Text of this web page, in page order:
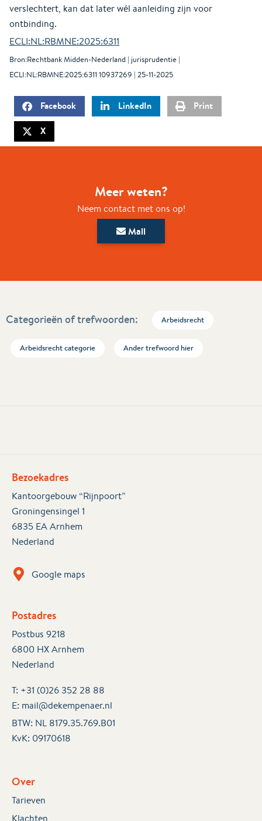
verslechtert, kan dat later wél aanleiding zijn voor
ontbinding.
ECLI:NL:RBMNE:2025:6311
Bron:Rechtbank Midden-Nederland | jurisprudentie |
ECLI:NL:RBMNE:2025:6311 10937269 | 25-11-2025
Facebook LinkedIn Print
X
Meer weten?
Neem contact met ons op!
Mail
Categorieën of trefwoorden: Arbeidsrecht
Arbeidsrecht categorie Ander trefwoord hier
Bezoekadres
Kantoorgebouw “Rijnpoort”
Groningensingel 1
6835 EA Arnhem
Nederland
Google maps
Postadres
Postbus 9218
6800 HX Arnhem
Nederland
T: +31 (0)26 352 28 88
E: mail@dekempenaer.nl
BTW: NL 8179.35.769.B01
KvK: 09170618
Over
Tarieven
Klachten